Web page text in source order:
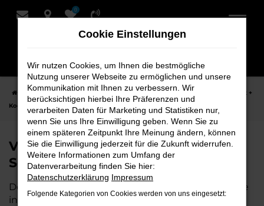
Zum
0
Startseite Weyhe VW
VW T7 Transporter Fahrzeuge bei Schmidt +
Koch für Weyhe
VW T7 Transporter Fahrzeuge bei
Schmidt + Koch für Weyhe
Der VW T7 Transporter ist die perfekte Wahl für alle
in Weyhe, die ein zuverlässiges und modernes
Cookie Einstellungen
Wir nutzen Cookies, um Ihnen die bestmögliche
Nutzung unserer Webseite zu ermöglichen und unsere
Kommunikation mit Ihnen zu verbessern. Wir
berücksichtigen hierbei Ihre Präferenzen und
verarbeiten Daten für Marketing und Statistiken nur,
wenn Sie uns Ihre Einwilligung geben. Wenn Sie zu
einem späteren Zeitpunkt Ihre Meinung ändern, können
Sie die Einwilligung jederzeit für die Zukunft widerrufen.
Weitere Informationen zum Umfang der
Datenverarbeitung finden Sie hier:
Datenschutzerklärung Impressum
Folgende Kategorien von Cookies werden von uns eingesetzt: